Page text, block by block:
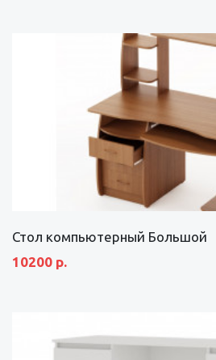
Стол компьютерный Большой
10200 р.